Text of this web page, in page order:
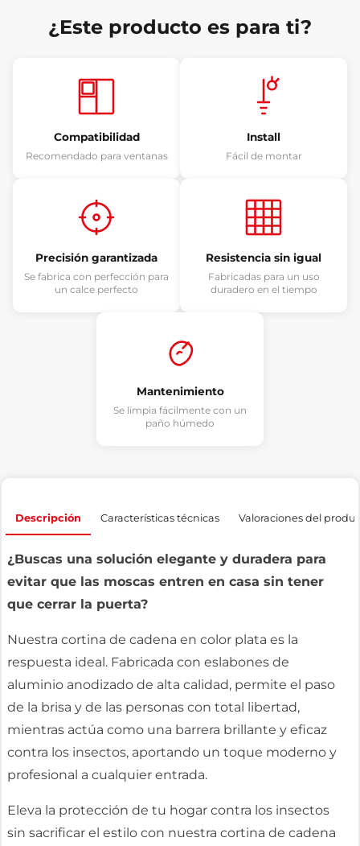
¿Este producto es para ti?
Compatibilidad
Recomendado para ventanas
Install
Fácil de montar
Precisión garantizada
Se fabrica con perfección para
un calce perfecto
Resistencia sin igual
Fabricadas para un uso
duradero en el tiempo
Mantenimiento
Se limpia fácilmente con un
paño húmedo
Descripción Características técnicas Valoraciones del
¿Buscas una solución elegante y duradera para
evitar que las moscas entren en casa sin tener
que cerrar la puerta?
Nuestra cortina de cadena en color plata es la
respuesta ideal. Fabricada con eslabones de
aluminio anodizado de alta calidad, permite el paso
de la brisa y de las personas con total libertad,
mientras actúa como una barrera brillante y eficaz
contra los insectos, aportando un toque moderno y
profesional a cualquier entrada.
Eleva la protección de tu hogar contra los insectos
sin sacrificar el estilo con nuestra cortina de cadena